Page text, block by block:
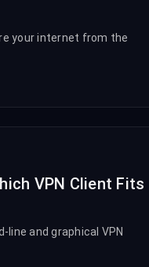
your internet from the
VPN Client Fits
line and graphical VPN